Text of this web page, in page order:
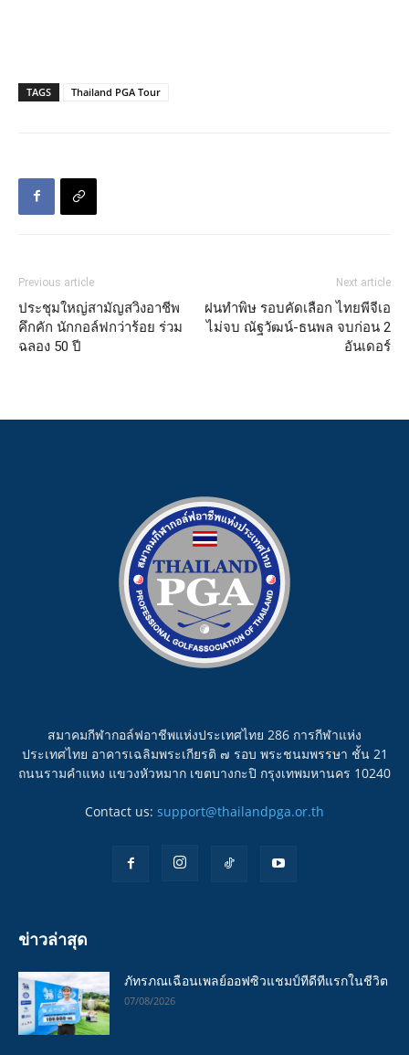
TAGS Thailand PGA Tour
Previous article
ประชุมใหญ่สามัญสวิงอาชีพ
คึกคัก นักกอล์ฟกว่าร้อย ร่วม
ฉลอง 50 ปี
Next article
ฝนทำพิษ รอบคัดเลือก ไทยพีจีเอ
ไม่จบ ณัฐวัฒน์-ธนพล จบก่อน 2
อันเดอร์
สมาคมกีฬากอล์ฟอาชีพแห่งประเทศไทย 286 การกีฬาแห่ง
ประเทศไทย อาคารเฉลิมพระเกียรติ ๗ รอบ พระชนมพรรษา ชั้น 21
ถนนรามคำแหง แขวงหัวหมาก เขตบางกะปิ กรุงเทพมหานคร 10240
Contact us: support@thailandpga.or.th
ข่าวล่าสุด
ภัทรภณเฉือนเพลย์ออฟซิวแชมป์ทีดีทีแรกในชีวิต
07/08/2026